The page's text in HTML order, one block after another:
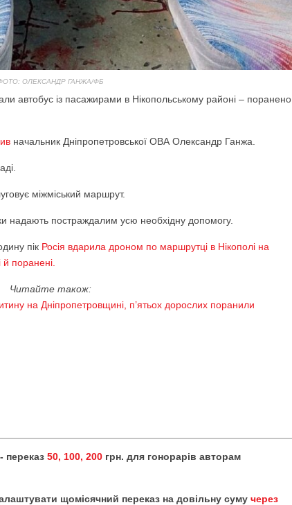
ОЛЕКСАНДР ГАНЖА/ФБ
автобус із пасажирами в Нікопольському районі – поранено
начальник Дніпропетровської ОВА Олександр Ганжа.
міжміський маршрут.
надають постраждалим усю необхідну допомогу.
пік Росія вдарила дроном по маршрутці в Нікополі на
й поранені.
Читайте також:
на Дніпропетровщині, п’ятьох дорослих поранили
переказ 50, 100, 200 грн. для гонорарів авторам
щомісячний переказ на довільну суму через